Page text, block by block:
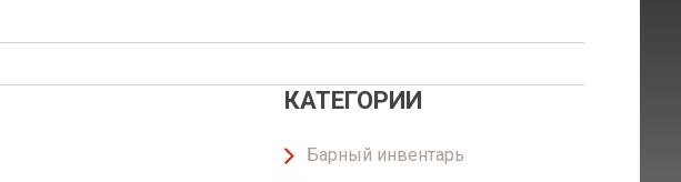
КАТЕГОРИИ
Барный инвентарь